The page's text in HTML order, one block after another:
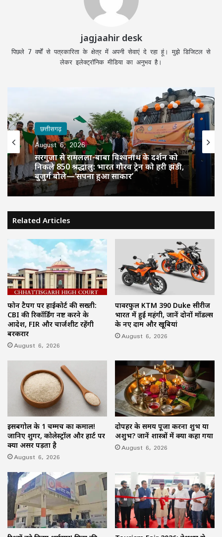
jagjaahir desk
पिछले 7 वर्षों से पत्रकारिता के क्षेत्र में अपनी सेवाएं दे रहा हूं। मुझे डिजिटल से
लेकर इलेक्ट्रॉनिक मीडिया का अनुभव है।
छत्तीसगढ़
August 6, 2026
सरगुजा से रामलला-बाबा विश्वनाथ के दर्शन को
निकले 850 श्रद्धालु: भारत गौरव ट्रेन को हरी झंडी,
बुजुर्ग बोले—‘सपना हुआ साकार’
Related Articles
फोन टैपिंग पर हाईकोर्ट की सख्ती:
CBI की रिकॉर्डिंग नष्ट करने के
आदेश, FIR और चार्जशीट रहेंगी
बरकरार
August 6, 2026
पावरफुल KTM 390 Duke सीरीज
भारत में हुई महंगी, जानें दोनों मॉडल्स
के नए दाम और खूबियां
August 6, 2026
इसबगोल के 1 चम्मच का कमाल!
जानिए शुगर, कोलेस्ट्रॉल और हार्ट पर
क्या असर पड़ता है
August 6, 2026
दोपहर के समय पूजा करना शुभ या
अशुभ? जानें शास्त्रों में क्या कहा गया
August 6, 2026